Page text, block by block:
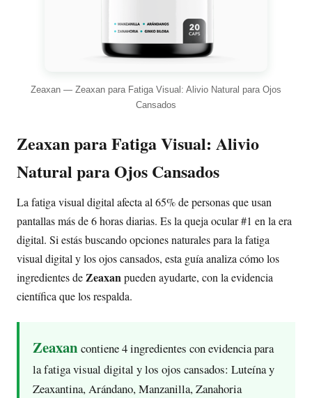
Zeaxan — Zeaxan para Fatiga Visual: Alivio Natural para Ojos
Cansados
Zeaxan para Fatiga Visual: Alivio
Natural para Ojos Cansados
La fatiga visual digital afecta al 65% de personas que usan
pantallas más de 6 horas diarias. Es la queja ocular #1 en la era
digital. Si estás buscando opciones naturales para la fatiga
visual digital y los ojos cansados, esta guía analiza cómo los
ingredientes deZeaxanpueden ayudarte, con la evidencia
científica que los respalda.
Zeaxancontiene 4 ingredientes con evidencia para
la fatiga visual digital y los ojos cansados: Luteína y
Zeaxantina, Arándano, Manzanilla, Zanahoria